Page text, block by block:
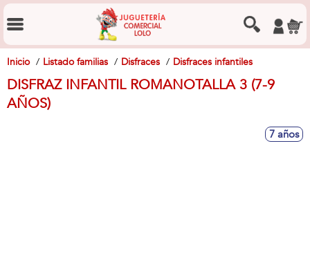
Inicio Listado familias Disfraces Disfraces infantiles
DISFRAZ INFANTIL ROMANOTALLA 3 (7-9
AÑOS)
7 años